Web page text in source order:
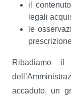
il
legali
le
Ribadiamo
accaduto, un